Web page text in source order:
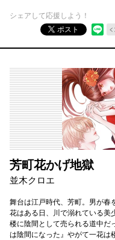
シェアして応援しよう！
ポスト
芳町花かげ地獄
並木クロエ
舞台は江戸時代、芳町。男が春
花はある日、川で溺れている
楼に陰間として売られる道中
は陰間になった』やがて一花は